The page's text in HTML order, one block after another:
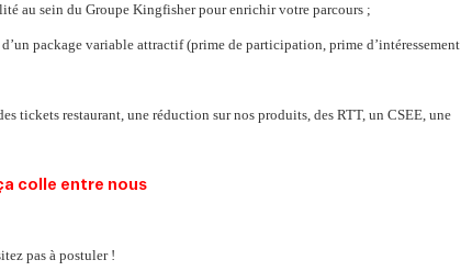
au sein du Groupe Kingfisher pour enrichir votre parcours ;
package variable attractif (prime de participation, prime d’intéressement
tickets restaurant, une réduction sur nos produits, des RTT, un CSEE, une
pas à postuler !